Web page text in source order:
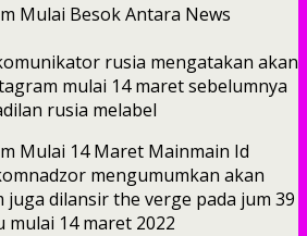
Mulai Besok Antara News
rusia mengatakan akan
mulai 14 maret sebelumnya
rusia melabel
Mulai 14 Maret Mainmain Id
mengumumkan akan
dilansir the verge pada jum 39
14 maret 2022